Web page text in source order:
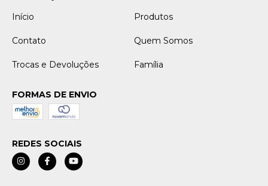
Início
Produtos
Contato Quem Somos
Trocas e Devoluções Família
FORMAS DE ENVIO
REDES SOCIAIS